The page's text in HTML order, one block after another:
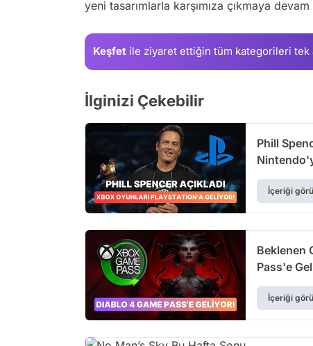
yeni tasarımlarla karşımıza çıkmaya
Keşfet ile ziyaret ettiğin tüm kategorileri tek
İlginizi Çekebilir
Phill
İçeriği
Beklenen
Pass'e
İçeriği